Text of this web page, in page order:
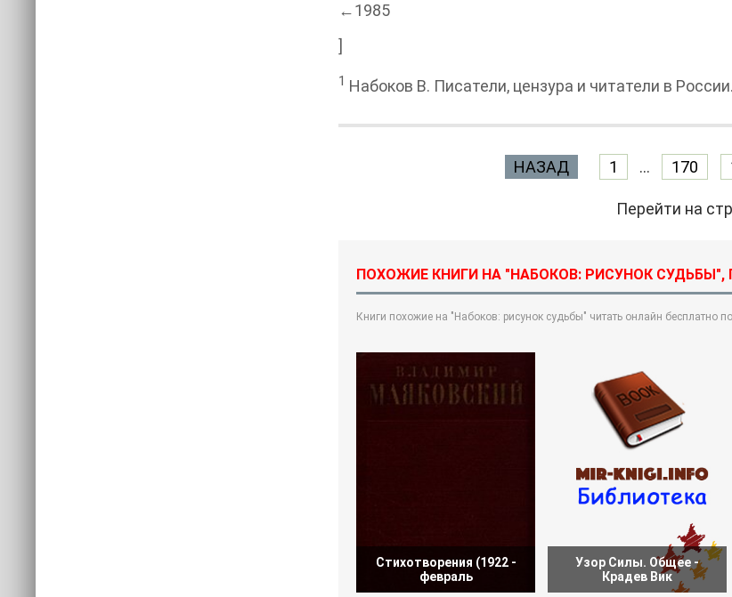
←1985
]
1 Набоков В. Писатели, цензура и читатели в
НАЗАД 1 ... 170
Перейти на
ПОХОЖИЕ КНИГИ НА "НАБОКОВ: РИСУНОК СУДЬБЫ",
Книги похожие на "Набоков: рисунок судьбы" читать онлайн бесплатно
Стихотворения (1922 -
февраль
Узор Силы. Общее -
Крадев Вик